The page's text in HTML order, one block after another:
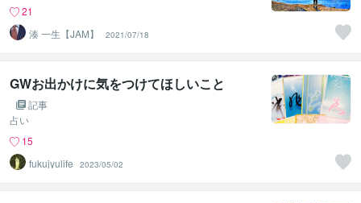
21
湊 一生【JAM】
2021/07/18
GWお出かけに気をつけてほしいこと
記事
占い
15
fukujyulife
2023/05/02